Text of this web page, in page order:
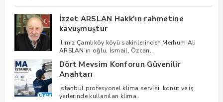
İzzet ARSLAN Hakk’ın rahmetine
kavuşmuştur
İlimiz Çamlıköy köyü sakinlerinden Merhum Ali
ARSLAN’ın oğlu, İsmail, Özcan..
Dört Mevsim Konforun Güvenilir
Anahtarı
İstanbul profesyonel klima servisi, konut ve iş
yerlerinde kullanılan klima..